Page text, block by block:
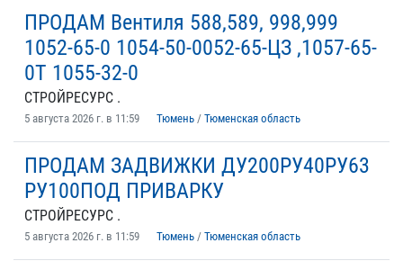
ПРОДАМ Вентиля 588,589, 998,999
1052-65-0 1054-50-0052-65-ЦЗ ,1057-65-
0Т 1055-32-0
СТРОЙРЕСУРС .
5 августа 2026 г. в 11:59 Тюмень / Тюменская область
ПРОДАМ ЗАДВИЖКИ ДУ200РУ40РУ63
РУ100ПОД ПРИВАРКУ
СТРОЙРЕСУРС .
5 августа 2026 г. в 11:59 Тюмень / Тюменская область